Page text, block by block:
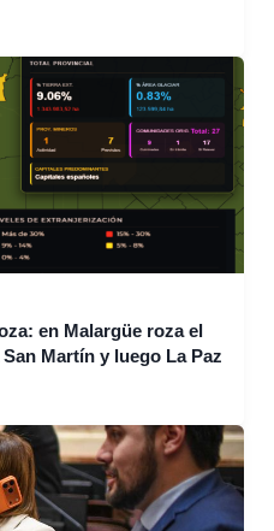
en Malargüe roza el
Martín y luego La Paz